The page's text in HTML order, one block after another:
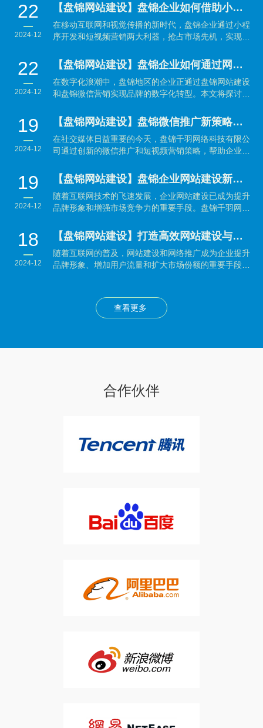
22
2024-12
【盘锦网站建设】盘锦企业如何借助小程序开发与短视频营销抢占市场先机？
在移动互联网和视觉传播的新时代，盘锦企业通过小程
序开发和短视频营销两大利器，抢占市场先机，实现品
22
2024-12
【盘锦网站建设】盘锦企业如何通过网站建设与微信营销实现数字化转型？
在数字化浪潮中，盘锦地区的企业正通过盘锦网站建设
和盘锦微信营销实现品牌的数字化转型。本文将探讨如
19
2024-12
【盘锦网站建设】盘锦微信推广新策略：结合短视频营销引爆品牌传播
在社交媒体日益重要的今天，盘锦千羽网络科技有限公
司通过创新的微信推广和短视频营销策略，帮助企业有
19
2024-12
【盘锦网站建设】盘锦企业网站建设新趋势：提升品牌形象与用户体验并重
随着互联网技术的飞速发展，企业网站建设已成为提升
品牌形象和增强市场竞争力的重要手段。盘锦千羽网络
18
2024-12
【盘锦网站建设】打造高效网站建设与网络推广策略：企业制胜数字时代的秘籍
随着互联网的普及，网站建设和网络推广成为企业提升
品牌形象、增加用户流量和扩大市场份额的重要手段。
查看更多
合作伙伴